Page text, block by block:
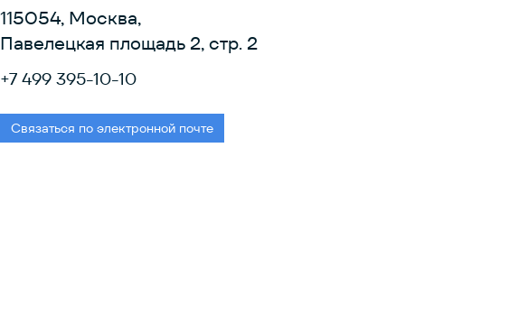
115054, Москва,
Павелецкая площадь 2, стр. 2
+7 499 395-10-10
Связаться по электронной почте